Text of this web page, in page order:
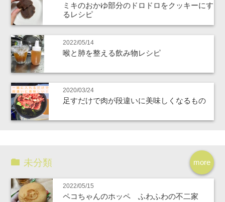
ミキのおかゆ部分のドロドロをクッキーにす
るレシピ
2022/05/14
喉と肺を整える飲み物レシピ
2020/03/24
足すだけで肉が段違いに美味しくなるもの
more
未分類
2022/05/15
ペコちゃんのホッペ ふわふわの不二家